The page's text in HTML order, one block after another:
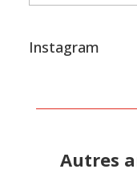
Instagram
Autres